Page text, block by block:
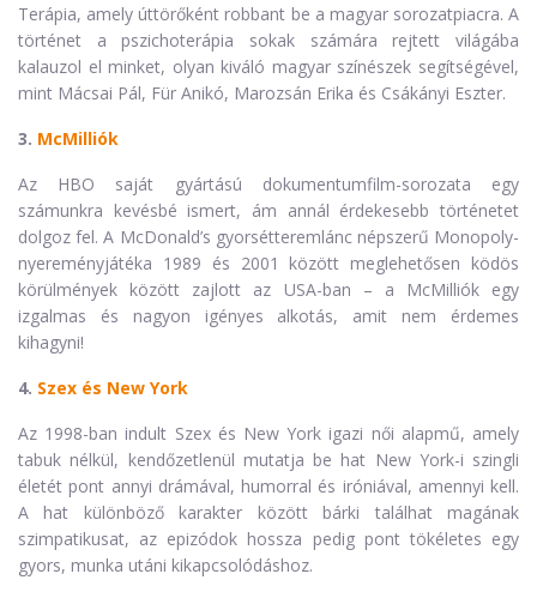
Terápia, amely úttörőként robbant be a magyar sorozatpiacra. A
történet a pszichoterápia sokak számára rejtett világába
kalauzol el minket, olyan kiváló magyar színészek segítségével,
mint Mácsai Pál, Für Anikó, Marozsán Erika és Csákányi Eszter.
3. McMilliók
Az HBO saját gyártású dokumentumfilm-sorozata egy
számunkra kevésbé ismert, ám annál érdekesebb történetet
dolgoz fel. A McDonald’s gyorsétteremlánc népszerű Monopoly-
nyereményjátéka 1989 és 2001 között meglehetősen ködös
körülmények között zajlott az USA-ban – a McMilliók egy
izgalmas és nagyon igényes alkotás, amit nem érdemes
kihagyni!
4. Szex és New York
Az 1998-ban indult Szex és New York igazi női alapmű, amely
tabuk nélkül, kendőzetlenül mutatja be hat New York-i szingli
életét pont annyi drámával, humorral és iróniával, amennyi kell.
A hat különböző karakter között bárki találhat magának
szimpatikusat, az epizódok hossza pedig pont tökéletes egy
gyors, munka utáni kikapcsolódáshoz.